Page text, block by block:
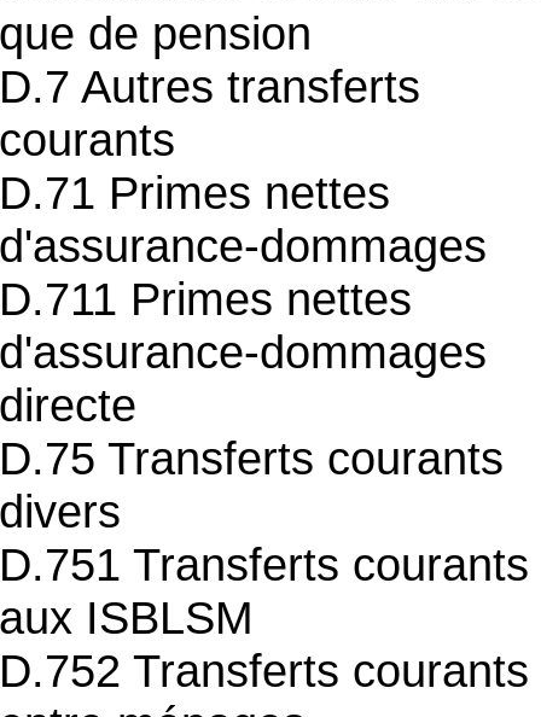
que de pension
D.7 Autres transferts
courants
D.71 Primes nettes
d'assurance-dommages
D.711 Primes nettes
d'assurance-dommages
directe
D.75 Transferts courants
divers
D.751 Transferts courants
aux ISBLSM
D.752 Transferts courants